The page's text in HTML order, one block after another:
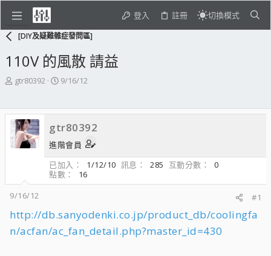
登入 註冊 切換模式
[DIY及疑難雜症發問區]
110V 的風散 請益
主
起
人
gtr80392
開
期
9/16/12
gtr80392
進階會員
已加入
1/12/10 訊息 285 互動分數
0
點數
16
9/16/12
#1
http://db.sanyodenki.co.jp/product_db/coolingfa
n/acfan/ac_fan_detail.php?master_id=430